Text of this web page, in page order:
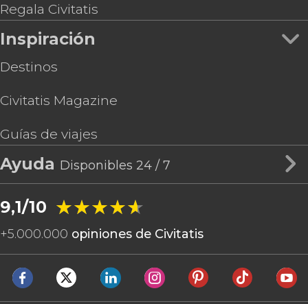
Regala Civitatis
Inspiración
Destinos
Civitatis Magazine
Guías de viajes
Ayuda Disponibles 24 / 7
9,1/10 ★★★★★
★★★★★
+5.000.000 opiniones de Civitatis